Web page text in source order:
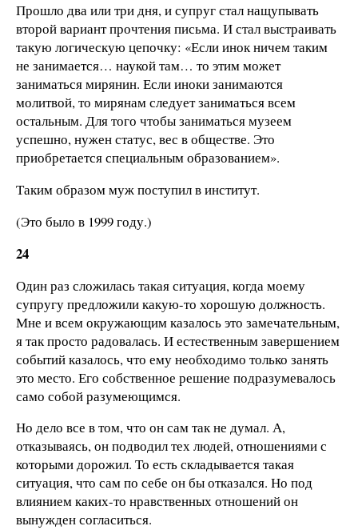
Прошло два или три дня, и супруг стал нащупывать
второй вариант прочтения письма. И стал выстраивать
такую логическую цепочку: «Если инок ничем таким
не занимается… наукой там… то этим может
заниматься мирянин. Если иноки занимаются
молитвой, то мирянам следует заниматься всем
остальным. Для того чтобы заниматься музеем
успешно, нужен статус, вес в обществе. Это
приобретается специальным образованием».
Таким образом муж поступил в институт.
(Это было в 1999 году.)
24
Один раз сложилась такая ситуация, когда моему
супругу предложили какую-то хорошую должность.
Мне и всем окружающим казалось это замечательным,
я так просто радовалась. И естественным завершением
событий казалось, что ему необходимо только занять
это место. Его собственное решение подразумевалось
само собой разумеющимся.
Но дело все в том, что он сам так не думал. А,
отказываясь, он подводил тех людей, отношениями с
которыми дорожил. То есть складывается такая
ситуация, что сам по себе он бы отказался. Но под
влиянием каких-то нравственных отношений он
вынужден согласиться.